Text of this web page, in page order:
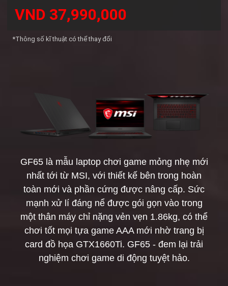
VND 37,990,000
*Thông số kĩ thuật có thể thay đổi
GF65 là mẫu laptop chơi game mỏng nhẹ mới
nhất tới từ MSI, với thiết kế bên trong hoàn
toàn mới và phần cứng được nâng cấp. Sức
mạnh xử lí đáng nể được gói gọn vào trong
một thân máy chỉ nặng vẻn vẹn 1.86kg, có thể
chơi tốt mọi tựa game AAA mới nhờ trang bị
card đồ họa GTX1660Ti. GF65 - đem lại trải
nghiệm chơi game di động tuyệt hảo.